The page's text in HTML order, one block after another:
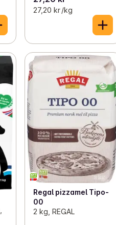
27,20 kr /kg
Regal pizzamel Tipo-
00
2 kg, REGAL